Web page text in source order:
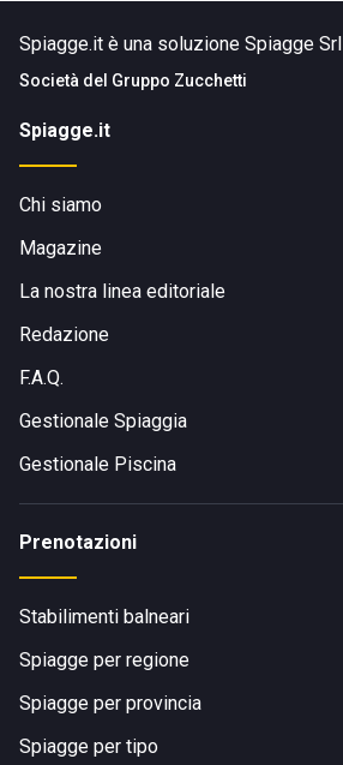
Spiagge.it è una soluzione Spiagge Srl
Società del Gruppo Zucchetti
Spiagge.it
Chi siamo
Magazine
La nostra linea editoriale
Redazione
F.A.Q.
Gestionale Spiaggia
Gestionale Piscina
Prenotazioni
Stabilimenti balneari
Spiagge per regione
Spiagge per provincia
Spiagge per tipo